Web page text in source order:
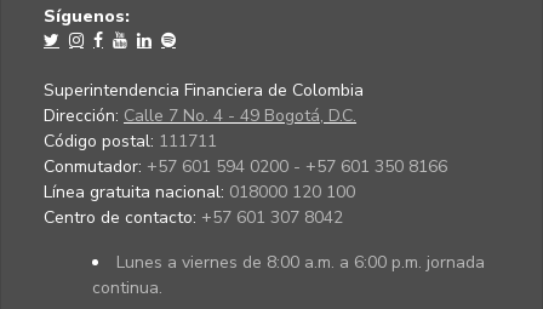
Síguenos:
Superintendencia Financiera de Colombia
Dirección: Calle 7 No. 4 - 49 Bogotá, D.C.
Código postal: 111711
Conmutador: +57 601 594 0200 - +57 601 350 8166
Línea gratuita nacional: 018000 120 100
Centro de contacto: +57 601 307 8042
Lunes a viernes de 8:00 a.m. a 6:00 p.m. jornada
continua.